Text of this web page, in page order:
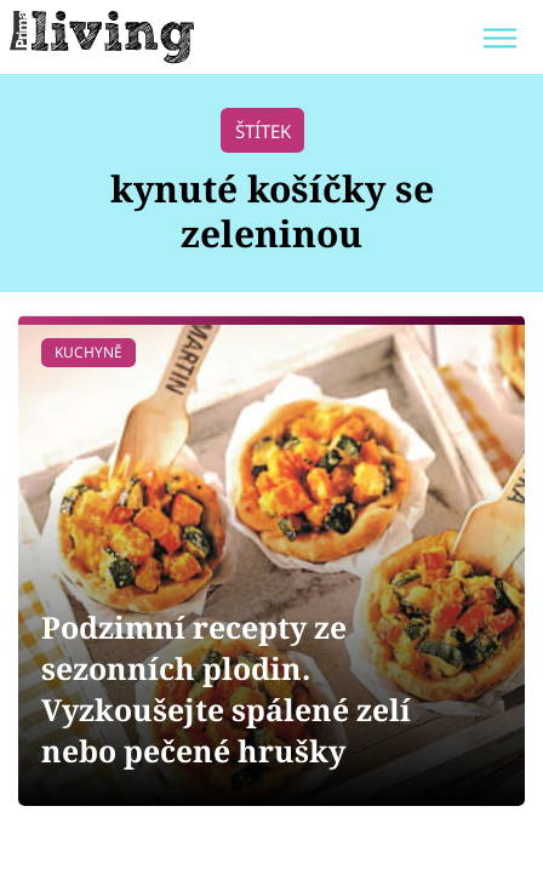
POKOJOVÉ KVĚTINY
ZAHRADA
Bydlení
Zahrada
Design
Sledujte prima+
Přihlášení
Sledujte nás
ŠTÍTEK
kynuté košíčky se
zeleninou
KUCHYNĚ
Podzimní recepty ze
sezonních plodin.
Vyzkoušejte spálené zelí
nebo pečené hrušky